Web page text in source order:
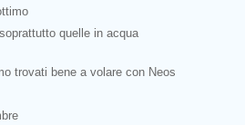
quelle in acqua
trovati bene a volare con Neos